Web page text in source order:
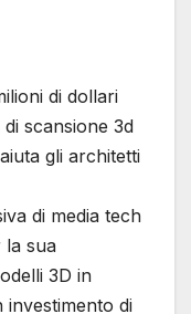
di dollari
scansione 3d
gli architetti
di media tech
la sua
3D in
investimento di